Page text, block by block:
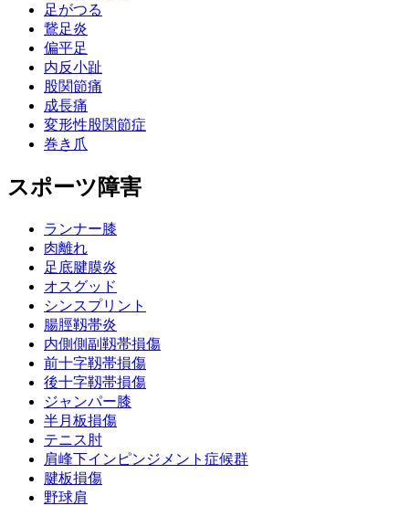
足がつる
鵞足炎
偏平足
内反小趾
股関節痛
成長痛
変形性股関節症
巻き爪
スポーツ障害
ランナー膝
肉離れ
足底腱膜炎
オスグッド
シンスプリント
腸脛靱帯炎
内側側副靱帯損傷
前十字靱帯損傷
後十字靱帯損傷
ジャンパー膝
半月板損傷
テニス肘
肩峰下インピンジメント症候群
腱板損傷
野球肩